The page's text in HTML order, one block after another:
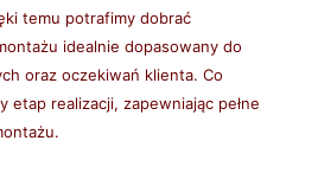
temu potrafimy dobrać
idealnie dopasowany do
oraz oczekiwań klienta. Co
etap realizacji, zapewniając pełne